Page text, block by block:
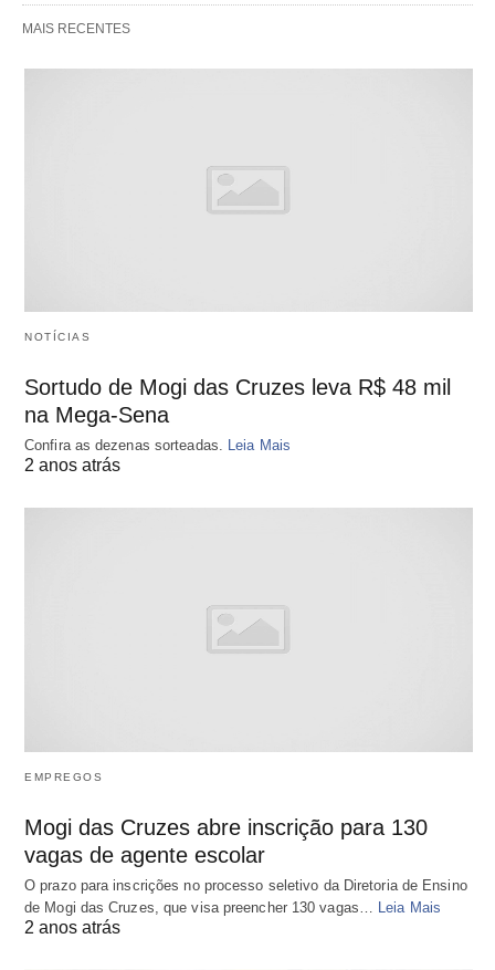
MAIS RECENTES
NOTÍCIAS
Sortudo de Mogi das Cruzes leva R$ 48 mil
na Mega-Sena
Confira as dezenas sorteadas. Leia Mais
2 anos atrás
EMPREGOS
Mogi das Cruzes abre inscrição para 130
vagas de agente escolar
O prazo para inscrições no processo seletivo da Diretoria de Ensino
de Mogi das Cruzes, que visa preencher 130 vagas… Leia Mais
2 anos atrás